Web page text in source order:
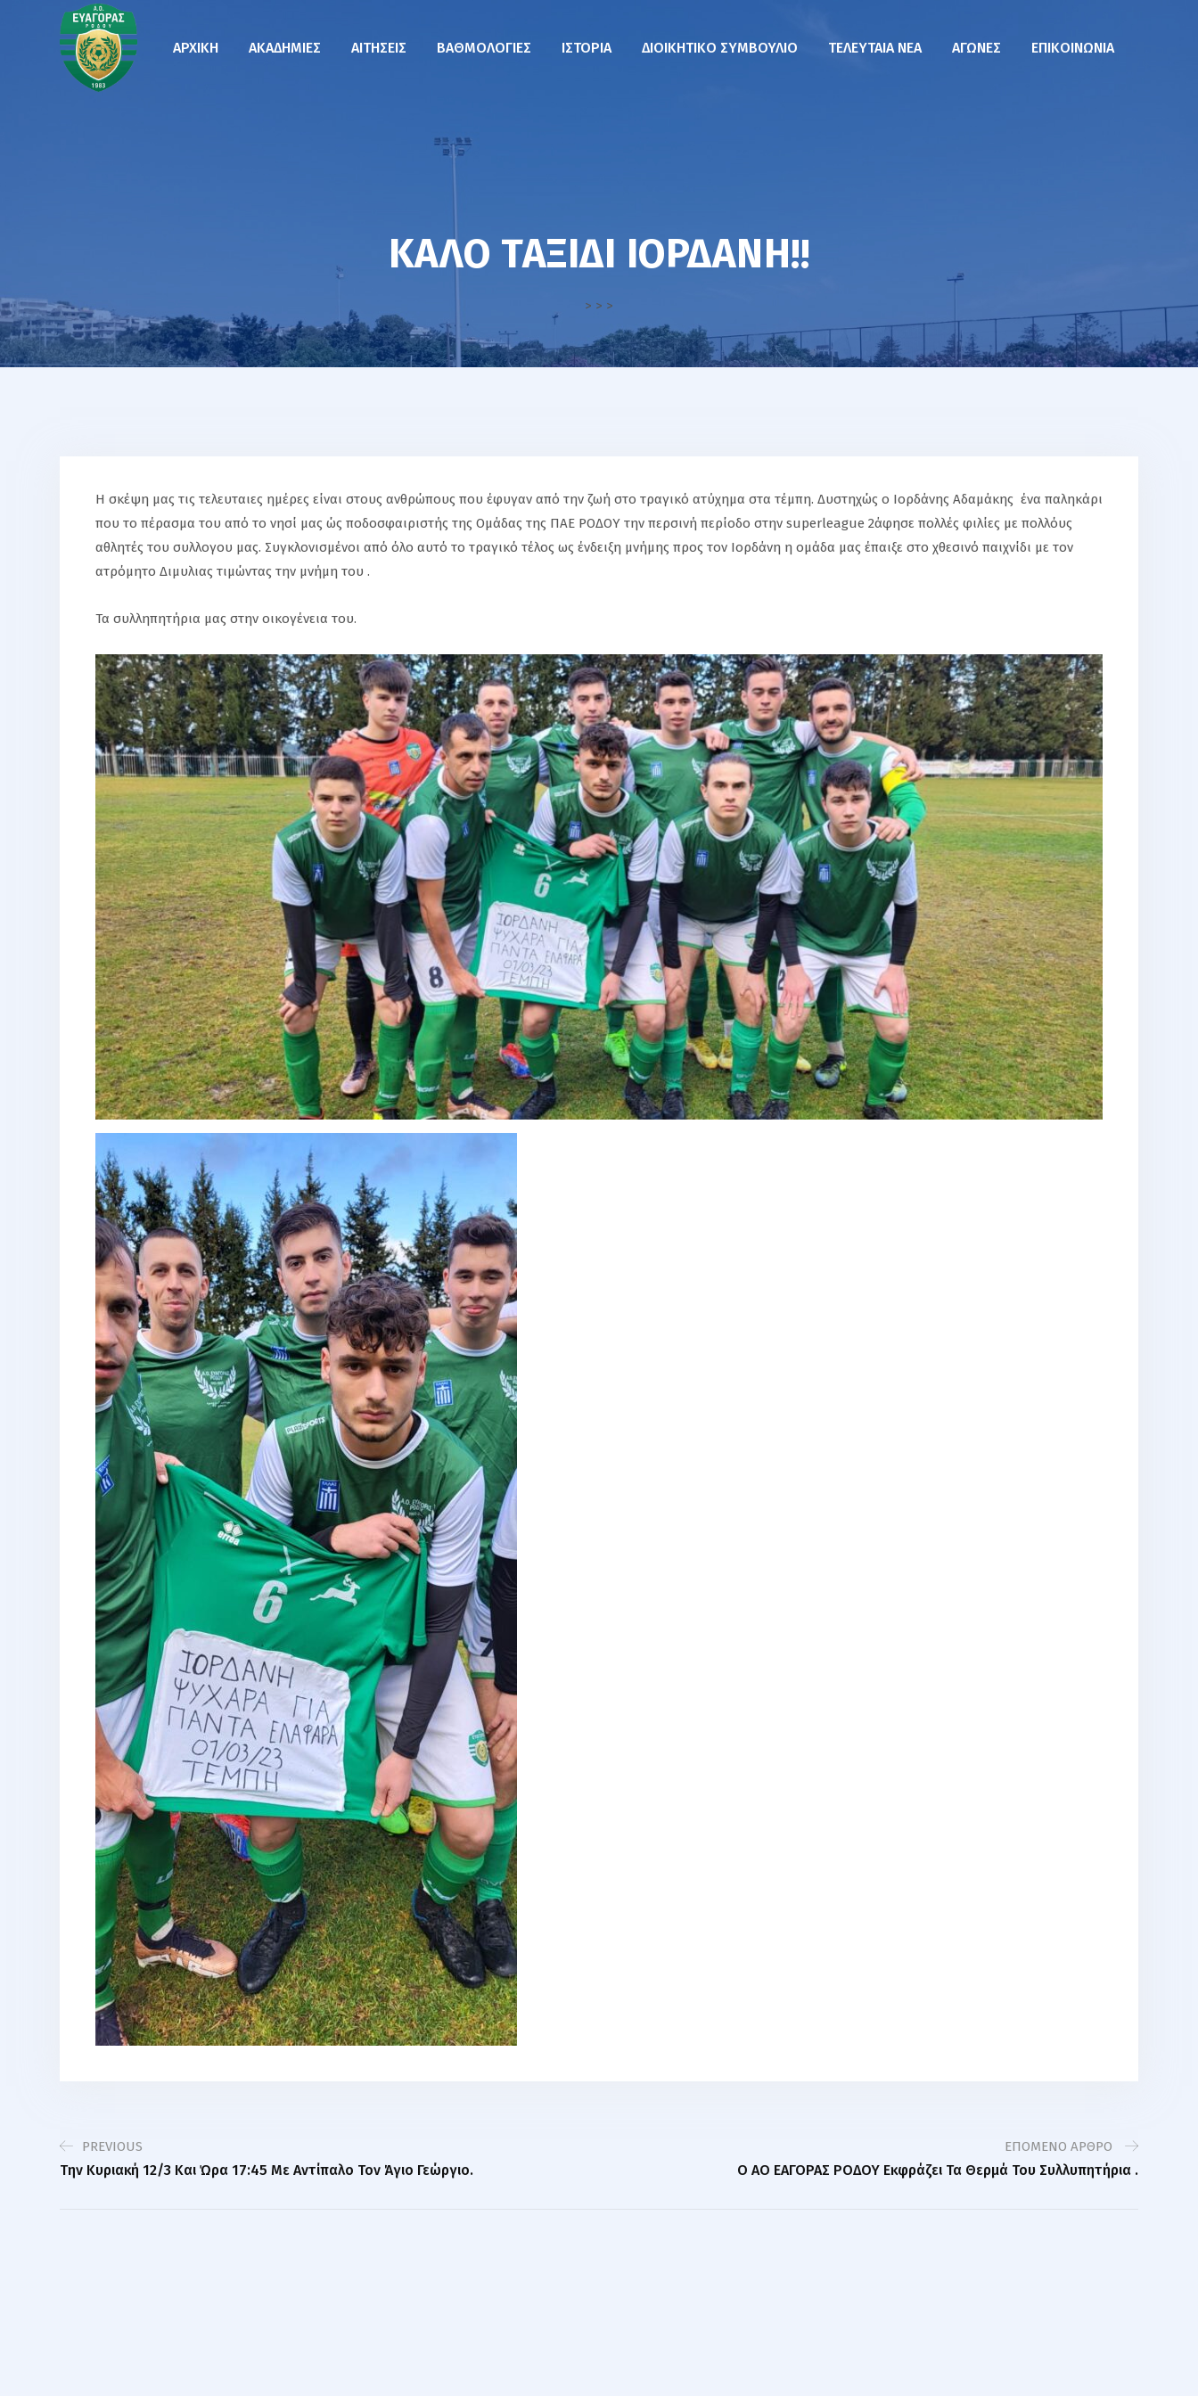
ΑΡΧΙΚΉ ΑΚΑΔΗΜΊΕΣ ΑΙΤΉΣΕΙΣ ΒΑΘΜΟΛΟΓΊΕΣ ΙΣΤΟΡΊΑ ΔΙΟΙΚΗΤΙΚΌ ΣΥΜΒΟΎΛΙΟ ΤΕΛΕΥΤΑΙΑ ΝΕΑ ΑΓΏΝΕΣ ΕΠΙΚΟΙΝΩΝΊΑ
ΚΑΛΌ ΤΑΞΊΔΙ ΙΟΡΔΆΝΗ!!
> > >
Η σκέψη μας τις τελευταιες ημέρες είναι στους ανθρώπους που έφυγαν από την ζωή στο τραγικό ατύχημα στα τέμπη. Δυστηχώς ο Ιορδάνης Αδαμάκης ένα παληκάρι
που το πέρασμα του από το νησί μας ώς ποδοσφαιριστής της Ομάδας της ΠΑΕ ΡΟΔΟΥ την περσινή περίοδο στην superleague 2άφησε πολλές φιλίες με πολλόυς
αθλητές του συλλογου μας. Συγκλονισμένοι από όλο αυτό το τραγικό τέλος ως ένδειξη μνήμης προς τον Ιορδάνη η ομάδα μας έπαιξε στο χθεσινό παιχνίδι με τον
ατρόμητο Διμυλιας τιμώντας την μνήμη του .
Τα συλληπητήρια μας στην οικογένεια του.
PREVIOUS
Την Κυριακή 12/3 Και Ώρα 17:45 Με Αντίπαλο Τον Άγιο Γεώργιο.
EΠΌΜΕΝΟ ΆΡΘΡΟ
Ο ΑΟ ΕΑΓΟΡΑΣ ΡΟΔΟΥ Εκφράζει Τα Θερμά Του Συλλυπητήρια .